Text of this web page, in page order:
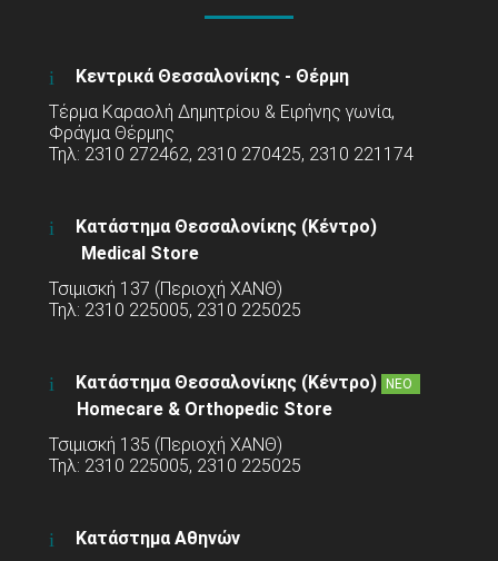
Κεντρικά Θεσσαλονίκης - Θέρμη
Τέρμα Καραολή Δημητρίου & Ειρήνης γωνία,
Φράγμα Θέρμης
Τηλ: 2310 272462, 2310 270425, 2310 221174
Κατάστημα Θεσσαλονίκης (Κέντρο)
Medical Store
Τσιμισκή 137 (Περιοχή ΧΑΝΘ)
Τηλ: 2310 225005, 2310 225025
Κατάστημα Θεσσαλονίκης (Κέντρο) ΝΕΟ
Homecare & Orthopedic Store
Τσιμισκή 135 (Περιοχή ΧΑΝΘ)
Τηλ: 2310 225005, 2310 225025
Κατάστημα Αθηνών